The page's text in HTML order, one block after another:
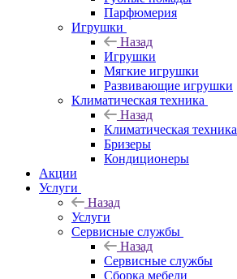
Парфюмерия
Игрушки
Назад
Игрушки
Мягкие игрушки
Развивающие игрушки
Климатическая техника
Назад
Климатическая техника
Бризеры
Кондиционеры
Акции
Услуги
Назад
Услуги
Сервисные службы
Назад
Сервисные службы
Сборка мебели